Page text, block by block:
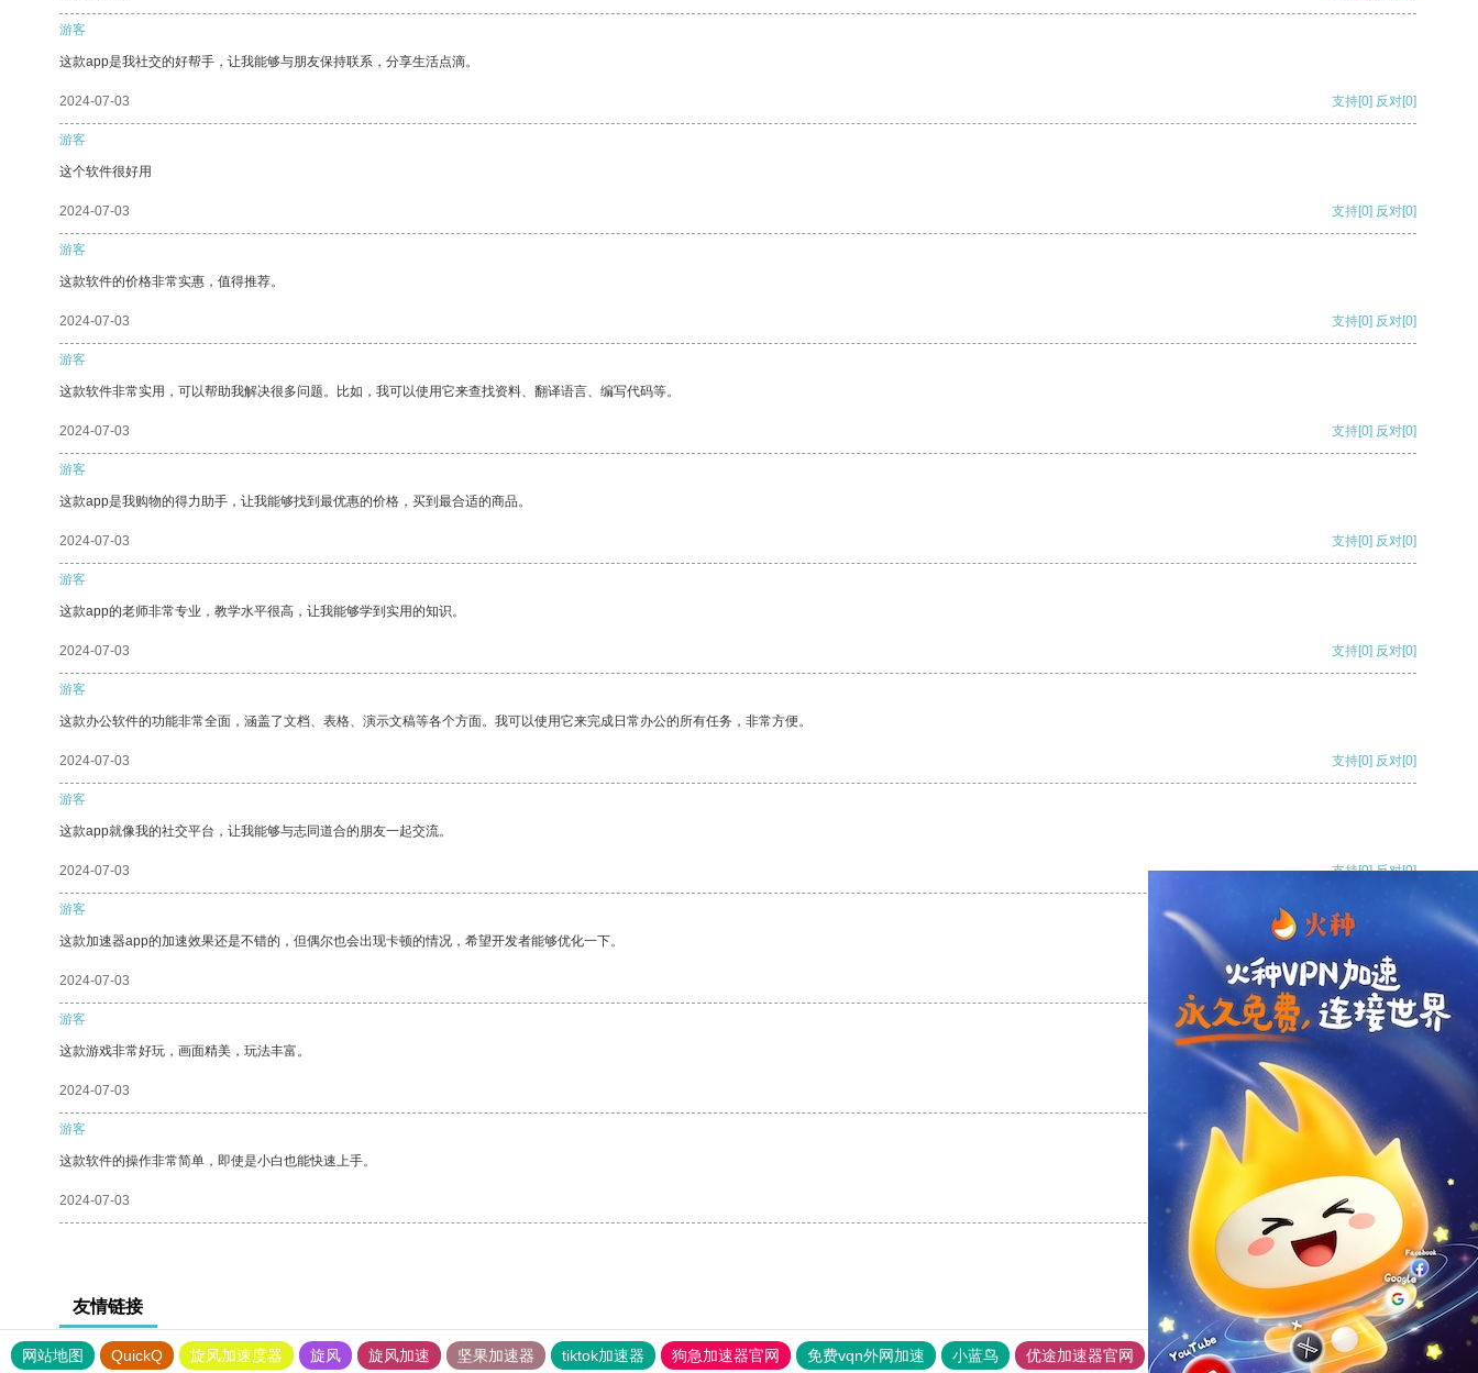
游客
这款app是我社交的好帮手，让我能够与朋友保持联系，分享生活点滴。
2024-07-03 支持[0] 反对[0]
游客
这个软件很好用
2024-07-03 支持[0] 反对[0]
游客
这款软件的价格非常实惠，值得推荐。
2024-07-03 支持[0] 反对[0]
游客
这款软件非常实用，可以帮助我解决很多问题。比如，我可以使用它来查找资料、翻译语言、编写代码等。
2024-07-03 支持[0] 反对[0]
游客
这款app是我购物的得力助手，让我能够找到最优惠的价格，买到最合适的商品。
2024-07-03 支持[0] 反对[0]
游客
这款app的老师非常专业，教学水平很高，让我能够学到实用的知识。
2024-07-03 支持[0] 反对[0]
游客
这款办公软件的功能非常全面，涵盖了文档、表格、演示文稿等各个方面。我可以使用它来完成日常办公的所有任务，非常方便。
2024-07-03 支持[0] 反对[0]
游客
这款app就像我的社交平台，让我能够与志同道合的朋友一起交流。
2024-07-03 支持[0] 反对[0]
游客
这款加速器app的加速效果还是不错的，但偶尔也会出现卡顿的情况，希望开发者能够优化一下。
2024-07-03 支持[0] 反对
游客
这款游戏非常好玩，画面精美，玩法丰富。
2024-07-03 支持
游客
这款软件的操作非常简单，即使是小白也能快速上手。
2024-07-03 支持 反对 [0]
友情链接
网站地图 QuickQ 旋风加速度器 旋风 旋风加速 坚果加速器 tiktok加速器 狗急加速器官网 免费vqn外网加速 小蓝鸟 优途加速器官网 风驰加速器 旋风加速器 八戒看书